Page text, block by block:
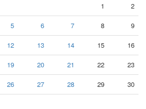
1 2
5 6 7 8 9
12 13 14 15 16
19 20 21 22 23
26 27 28 29 30